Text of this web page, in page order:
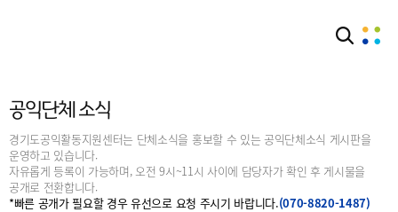
공익단체 소식
경기도공익활동지원센터는 단체소식을 홍보할 수 있는 공익단체소식 게시판을
운영하고 있습니다.
자유롭게 등록이 가능하며, 오전 9시~11시 사이에 담당자가 확인 후 게시물을
공개로 전환합니다.
*빠른 공개가 필요할 경우 유선으로 요청 주시기 바랍니다.(070-8820-1487)